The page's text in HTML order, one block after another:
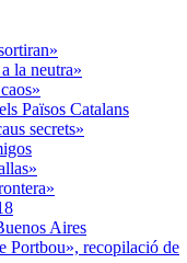
la neutra»
Països Catalans
secrets»
Aires
Portbou», recopilació de